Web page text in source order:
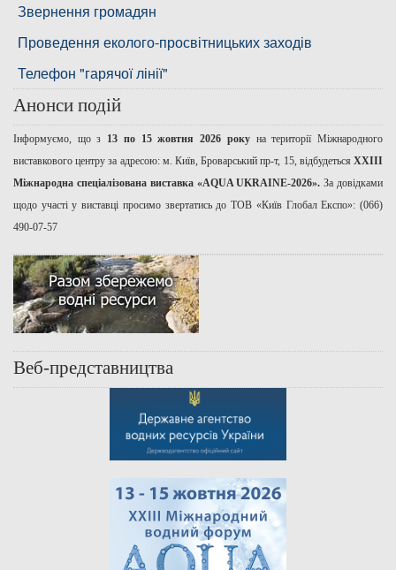
Звернення громадян
Проведення еколого-просвітницьких заходів
Телефон "гарячої лінії"
Анонси подій
Інформуємо, що з 13 по 15 жовтня 2026 рокуна території Міжнародного
виставкового центру за адресою: м. Київ, Броварський пр-т, 15, відбудеться ХХІІІ
Міжнародна спеціалізована виставка «AQUA UKRAINE-2026».За довідками
щодо участі у виставці просимо звертатись до ТОВ «Київ Глобал Експо»: (066)
490-07-57
Веб-представництва